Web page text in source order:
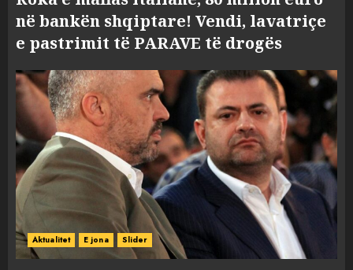
në bankën shqiptare! Vendi, lavatriçe
e pastrimit të PARAVE të drogës
Aktualitet E jona Slider